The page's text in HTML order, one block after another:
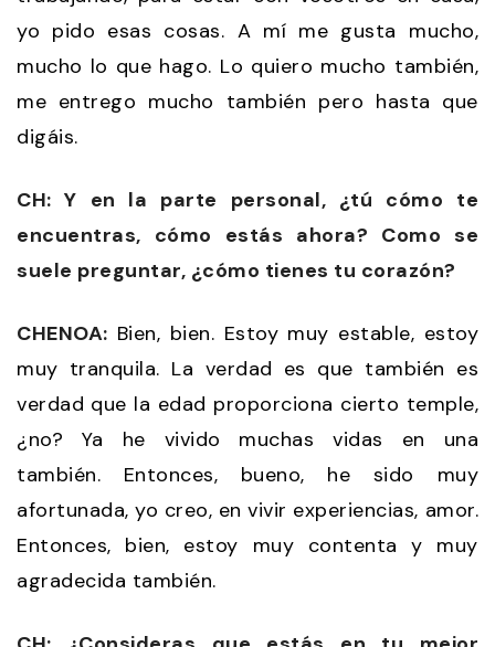
yo pido esas cosas. A mí me gusta mucho,
mucho lo que hago. Lo quiero mucho también,
me entrego mucho también pero hasta que
digáis.
CH: Y en la parte personal, ¿tú cómo te
encuentras, cómo estás ahora? Como se
suele preguntar, ¿cómo tienes tu corazón?
CHENOA: Bien, bien. Estoy muy estable, estoy
muy tranquila. La verdad es que también es
verdad que la edad proporciona cierto temple,
¿no? Ya he vivido muchas vidas en una
también. Entonces, bueno, he sido muy
afortunada, yo creo, en vivir experiencias, amor.
Entonces, bien, estoy muy contenta y muy
agradecida también.